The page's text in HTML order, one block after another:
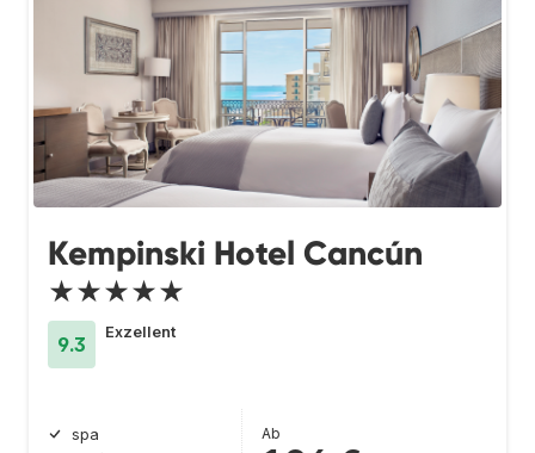
Kempinski Hotel Cancún
★★★★★
9.3
Exzellent
spa
Ab